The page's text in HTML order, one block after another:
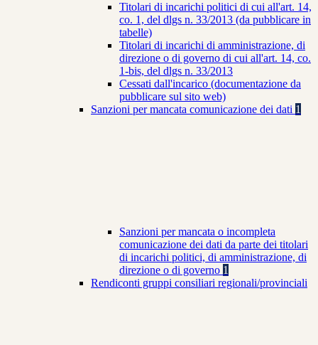
Titolari di incarichi politici di cui all'art. 14,
co. 1, del dlgs n. 33/2013 (da pubblicare in
tabelle)
Titolari di incarichi di amministrazione, di
direzione o di governo di cui all'art. 14, co.
1-bis, del dlgs n. 33/2013
Cessati dall'incarico (documentazione da
pubblicare sul sito web)
Sanzioni per mancata comunicazione dei dati 1
Sanzioni per mancata o incompleta
comunicazione dei dati da parte dei titolari
di incarichi politici, di amministrazione, di
direzione o di governo 1
Rendiconti gruppi consiliari regionali/provinciali